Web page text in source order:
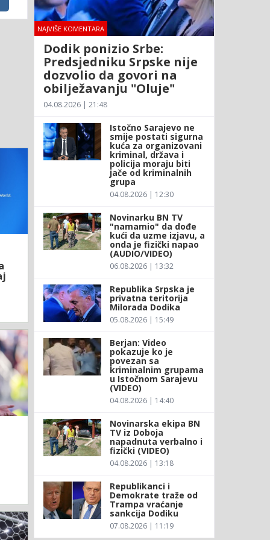
NAJVIŠE KOMENTARA
Dodik ponizio Srbe:
Predsjedniku Srpske nije
dozvolio da govori na
obilježavanju "Oluje"
04.08.2026 | 21:48
Istočno Sarajevo ne
smije postati sigurna
kuća za organizovani
kriminal, država i
policija moraju biti
jače od kriminalnih
grupa
04.08.2026 | 12:30
Novinarku BN TV
"namamio" da dođe
kući da uzme izjavu, a
onda je fizički napao
(AUDIO/VIDEO)
06.08.2026 | 13:32
Republika Srpska je
privatna teritorija
Milorada Dodika
05.08.2026 | 15:49
Berjan: Video
pokazuje ko je
povezan sa
kriminalnim grupama
u Istočnom Sarajevu
(VIDEO)
04.08.2026 | 14:40
Novinarska ekipa BN
TV iz Doboja
napadnuta verbalno i
fizički (VIDEO)
04.08.2026 | 13:18
Republikanci i
Demokrate traže od
Trampa vraćanje
sankcija Dodiku
07.08.2026 | 11:19